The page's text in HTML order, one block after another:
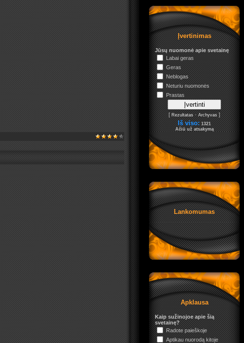
Įvertinimas
Jūsų nuomonė apie svetainę
Labai geras
Geras
Neblogas
Neturiu nuomonės
Prastas
[Rezultatas·Archyvas]
Iš viso: 1321
Ačiū už atsakymą
Lankomumas
Apklausa
Kaip sužinojoe apie šią
svetainę?
Radote paieškoje
Aptikau nuorodą kitoje